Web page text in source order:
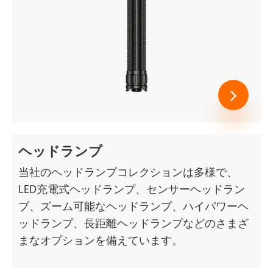
ヘッドランプ
当社のヘッドランプコレクションは多様で、
LED充電式ヘッドランプ、センサーヘッドラン
プ、ズーム可能なヘッドランプ、ハイパワーヘ
ッドランプ、長距離ヘッドランプなどのさまざ
まなオプションを備えています。